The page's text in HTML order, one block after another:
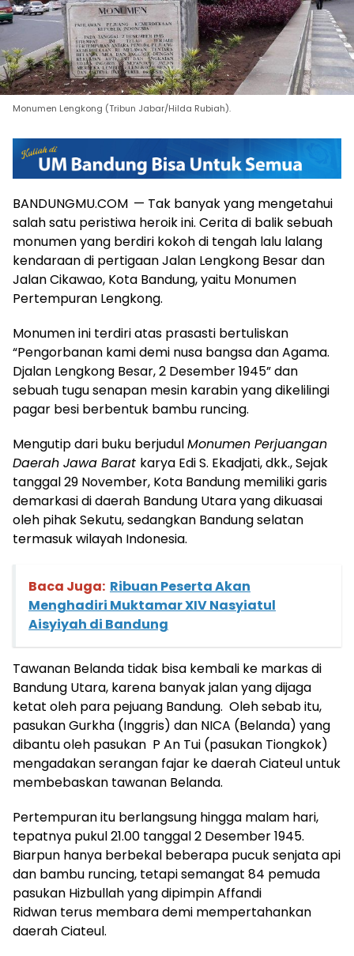
Monumen Lengkong (Tribun Jabar/Hilda Rubiah).
BANDUNGMU.COM — Tak banyak yang mengetahui
salah satu peristiwa heroik ini. Cerita di balik sebuah
monumen yang berdiri kokoh di tengah lalu lalang
kendaraan di pertigaan Jalan Lengkong Besar dan
Jalan Cikawao, Kota Bandung, yaitu Monumen
Pertempuran Lengkong.
Monumen ini terdiri atas prasasti bertuliskan
“Pengorbanan kami demi nusa bangsa dan Agama.
Djalan Lengkong Besar, 2 Desember 1945” dan
sebuah tugu senapan mesin karabin yang dikelilingi
pagar besi berbentuk bambu runcing.
Mengutip dari buku berjudulMonumen Perjuangan
Daerah Jawa Barat karya Edi S. Ekadjati, dkk., Sejak
tanggal 29 November, Kota Bandung memiliki garis
demarkasi di daerah Bandung Utara yang dikuasai
oleh pihak Sekutu, sedangkan Bandung selatan
termasuk wilayah Indonesia.
Baca Juga: Ribuan Peserta Akan
Menghadiri Muktamar XIV Nasyiatul
Aisyiyah di Bandung
Tawanan Belanda tidak bisa kembali ke markas di
Bandung Utara, karena banyak jalan yang dijaga
ketat oleh para pejuang Bandung. Oleh sebab itu,
pasukan Gurkha (Inggris) dan NICA (Belanda) yang
dibantu oleh pasukan P An Tui (pasukan Tiongkok)
mengadakan serangan fajar ke daerah Ciateul untuk
membebaskan tawanan Belanda.
Pertempuran itu berlangsung hingga malam hari,
tepatnya pukul 21.00 tanggal 2 Desember 1945.
Biarpun hanya berbekal beberapa pucuk senjata api
dan bambu runcing, tetapi semangat 84 pemuda
pasukan Hizbullah yang dipimpin Affandi
Ridwan terus membara demi mempertahankan
daerah Ciateul.